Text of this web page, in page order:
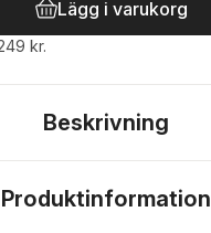
Lägg i varukorg
kr.
Beskrivning
Produktinformation